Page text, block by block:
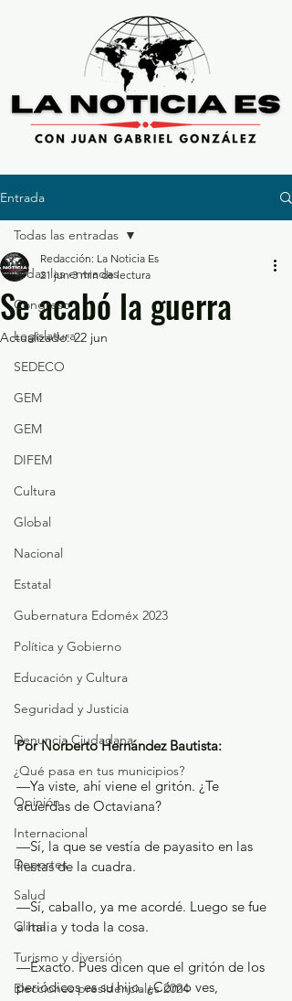
Entrada
Todas las entradas
Congreso
Legislatura
SEDECO
GEM
GEM
DIFEM
Cultura
Global
Nacional
Estatal
Gubernatura Edoméx 2023
Política y Gobierno
Educación y Cultura
Seguridad y Justicia
Denuncia Ciudadana
¿Qué pasa en tus municipios?
Opinión
Internacional
Deportes
Salud
Clima
Turismo y diversión
Elecciones presidenciales 2024
Todas las entradas
Se acabó la guerra
Redacción: La Noticia Es
21 jun 3 min de lectura
Actualizado:22 jun
Por Norberto Hernández Bautista:
—Ya viste, ahí viene el gritón. ¿Te
acuerdas de Octaviana?
—Sí, la que se vestía de payasito en las
fiestas de la cuadra.
—Sí, caballo, ya me acordé. Luego se fue
a Italia y toda la cosa.
—Exacto. Pues dicen que el gritón de los
periódicos es su hijo. ¿Cómo ves,